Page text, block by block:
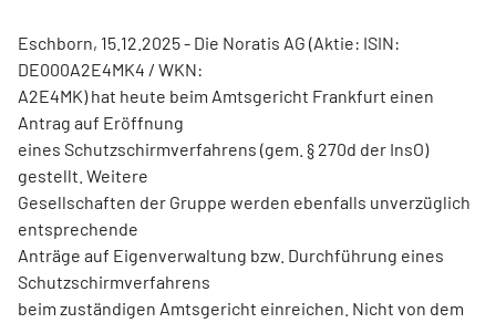
Eschborn, 15.12.2025 - Die Noratis AG (Aktie: ISIN:
DE000A2E4MK4 / WKN:
A2E4MK) hat heute beim Amtsgericht Frankfurt einen
Antrag auf Eröffnung
eines Schutzschirmverfahrens (gem. § 270d der InsO)
gestellt. Weitere
Gesellschaften der Gruppe werden ebenfalls unverzüglich
entsprechende
Anträge auf Eigenverwaltung bzw. Durchführung eines
Schutzschirmverfahrens
beim zuständigen Amtsgericht einreichen. Nicht von dem